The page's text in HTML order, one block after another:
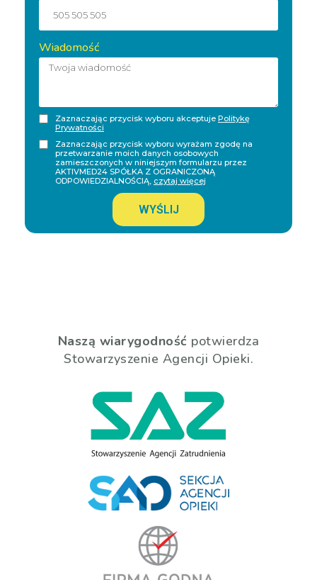
Wiadomość
Zaznaczając przycisk wyboru akceptuje Politykę
Prywatności
Zaznaczając przycisk wyboru wyrażam zgodę na
przetwarzanie moich danych osobowych
zamieszczonych w niniejszym formularzu przez
AKTIVMED24 SPÓŁKA Z OGRANICZONĄ
ODPOWIEDZIALNOŚCIĄ, czytaj więcej
WYŚLIJ
Naszą wiarygodność potwierdza
Stowarzyszenie Agencji Opieki.